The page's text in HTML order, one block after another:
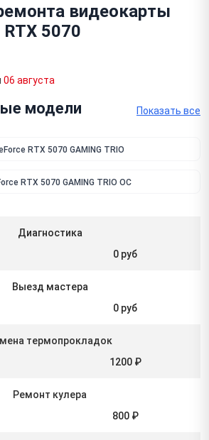
видеокарты
5070
06 августа
модели Показать все
RTX 5070 GAMING TRIO
RTX 5070 GAMING TRIO OC
Диагностика
0 руб
Выезд мастера
0 руб
термопрокладок
1200 ₽
Ремонт кулера
800 ₽